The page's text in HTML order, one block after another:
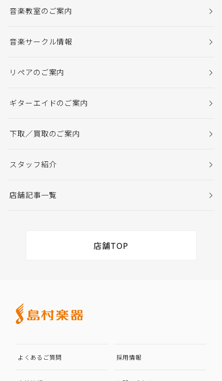
音楽教室のご案内
音楽サークル情報
リペアのご案内
ギターエイドのご案内
下取／買取のご案内
スタッフ紹介
店舗記事一覧
店舗TOP
よくあるご質問 採用情報